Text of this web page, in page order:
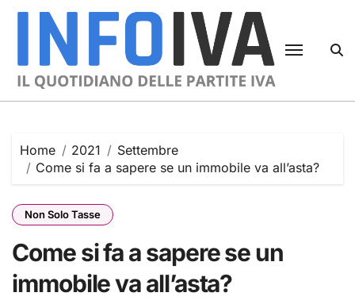
Skip
Home 2021
Settembre
Come si fa a sapere se un immobile va all’asta?
Non Solo Tasse
Come si fa a sapere se un
immobile va all’asta?